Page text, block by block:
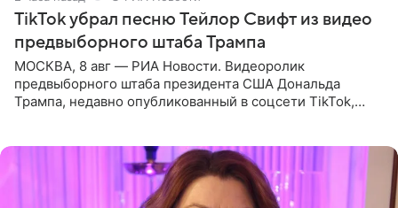
TikTok убрал песню Тейлор Свифт из видео
предвыборного штаба Трампа
МОСКВА, 8 авг — РИА Новости. Видеоролик
предвыборного штаба президента США Дональда
Трампа, недавно опубликованный в соцсети TikTok,